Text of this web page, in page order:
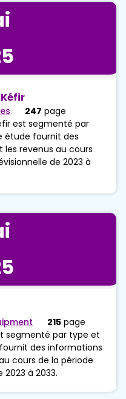
247 page
est segmenté par
étude fournit des
revenus au cours
de 2023 à
215 page
segmenté par type et
des informations
cours de la période
à 2033.